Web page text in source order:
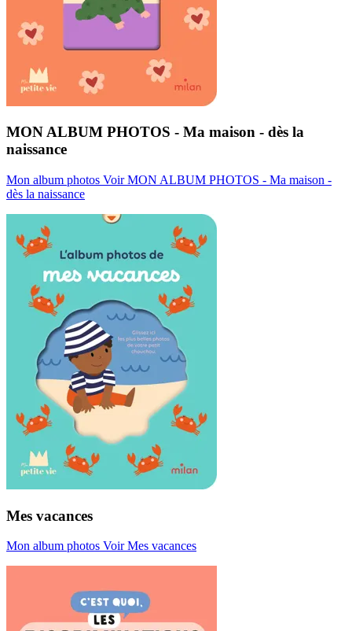
MON ALBUM PHOTOS - Ma maison - dès la
naissance
Mon album photos Voir MON ALBUM PHOTOS - Ma maison -
dès la naissance
Mes vacances
Mon album photos Voir Mes vacances